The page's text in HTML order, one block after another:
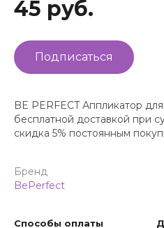
45 руб.
Подписаться
BE PERFECT Аппликатор
бесплатной доставкой при
скидка 5% постоянным
Бренд
BePerfect
Способы оплаты